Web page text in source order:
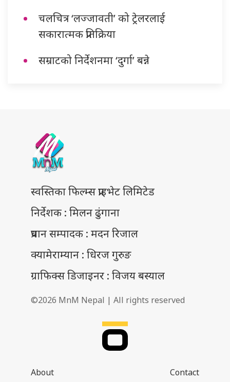
चलचित्र ‘लज्जावती’ को ट्रेलरलाई
सकारात्मक प्रतिक्रिया
सम्राटको निर्देशनमा ‘दुर्गा’ बन्ने
स्वस्तिका फिल्म्स प्राइभेट लिमिटेड
निर्देशक : मिलन ढुंगाना
प्रधान सम्पादक : मदन रिजाल
क्यामेराम्यान : धिरज गुरुङ
ग्राफिक्स डिजाइनर : विजय बस्याल
©2026 MnM Nepal | All rights reserved
About Contact